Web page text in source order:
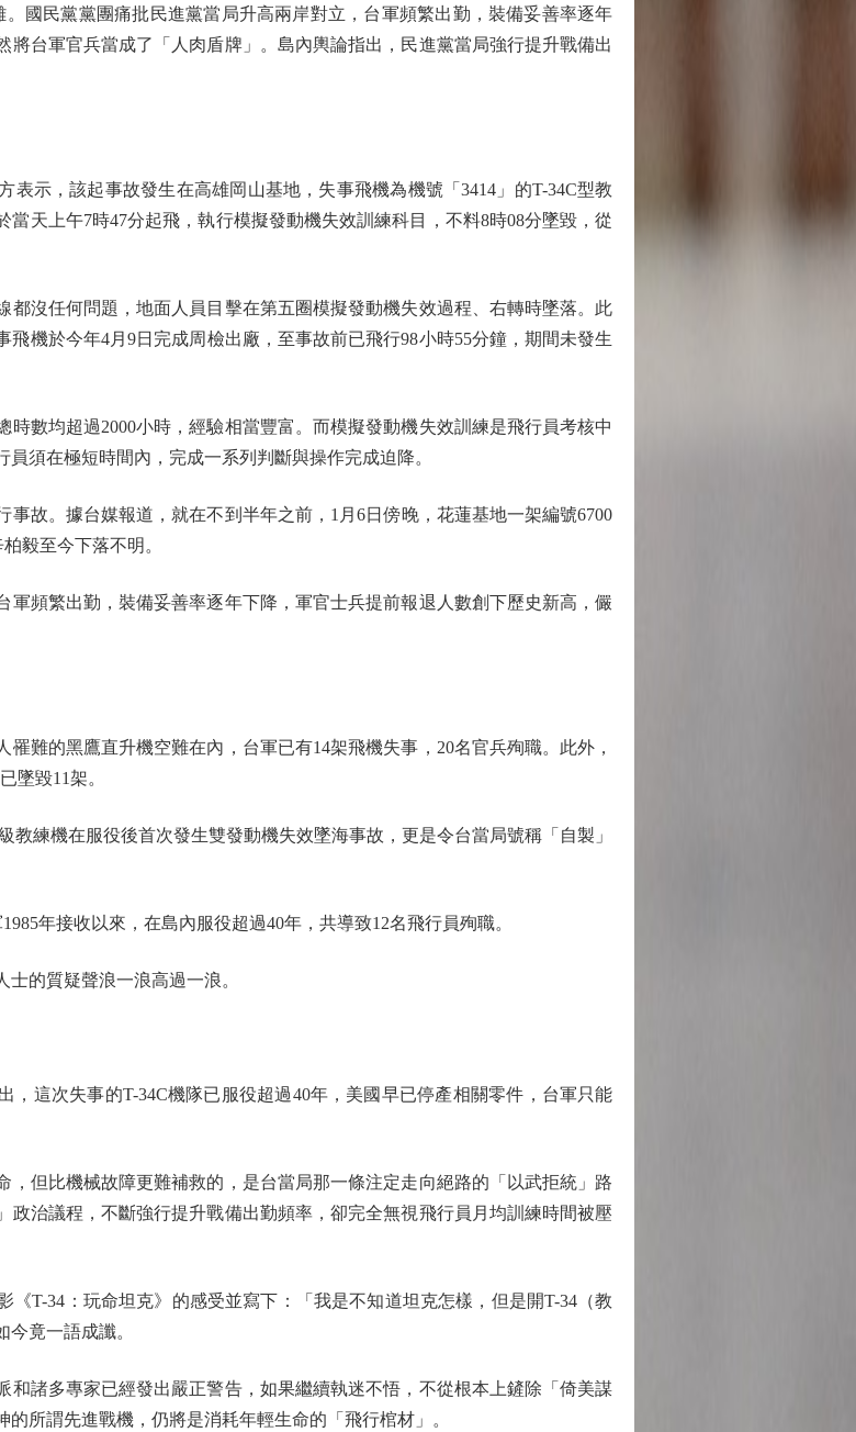
國民黨黨團痛批民進黨當局升高兩岸對立，台軍頻繁出勤，裝備妥善率逐年
台軍官兵當成了「人肉盾牌」。島內輿論指出，民進黨當局強行提升戰備出
示，該起事故發生在高雄岡山基地，失事飛機為機號「3414」的T-34C型教
天上午7時47分起飛，執行模擬發動機失效訓練科目，不料8時08分墜毀，從
沒任何問題，地面人員目擊在第五圈模擬發動機失效過程、右轉時墜落。此
機於今年4月9日完成周檢出廠，至事故前已飛行98小時55分鐘，期間未發生
均超過2000小時，經驗相當豐富。而模擬發動機失效訓練是飛行員考核中
須在極短時間內，完成一系列判斷與操作完成迫降。
。據台媒報道，就在不到半年之前，1月6日傍晚，花蓮基地一架編號6700
毅至今下落不明。
頻繁出勤，裝備妥善率逐年下降，軍官士兵提前報退人數創下歷史新高，儼
難的黑鷹直升機空難在內，台軍已有14架飛機失事，20名官兵殉職。此外，
墜毀11架。
練機在服役後首次發生雙發動機失效墜海事故，更是令台當局號稱「自製」
年接收以來，在島內服役超過40年，共導致12名飛行員殉職。
的質疑聲浪一浪高過一浪。
這次失事的T-34C機隊已服役超過40年，美國早已停產相關零件，台軍只能
但比機械故障更難補救的，是台當局那一條注定走向絕路的「以武拒統」路
治議程，不斷強行提升戰備出勤頻率，卻完全無視飛行員月均訓練時間被壓
T-34：玩命坦克》的感受並寫下：「我是不知道坦克怎樣，但是開T-34（教
竟一語成讖。
諸多專家已經發出嚴正警告，如果繼續執迷不悟，不從根本上鏟除「倚美謀
所謂先進戰機，仍將是消耗年輕生命的「飛行棺材」。